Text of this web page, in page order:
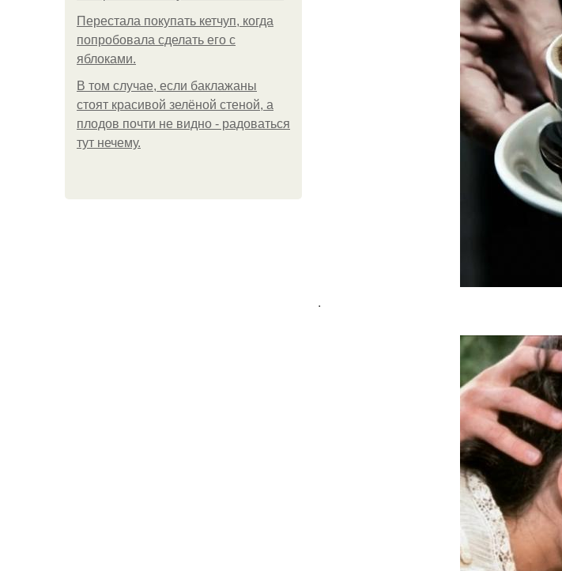
Перестала покупать кетчуп, когда
попробовала сделать его с
яблоками.
В том случае, если баклажаны
стоят красивой зелёной стеной, а
плодов почти не видно - радоваться
тут нечему.
.